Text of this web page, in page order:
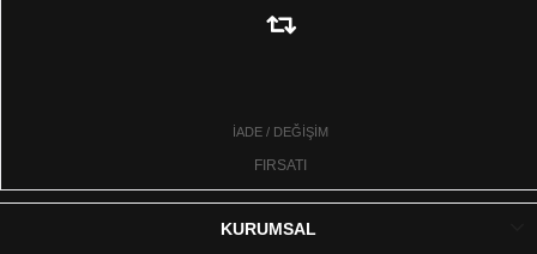
İADE / DEĞİŞİM
FIRSATI
KURUMSAL